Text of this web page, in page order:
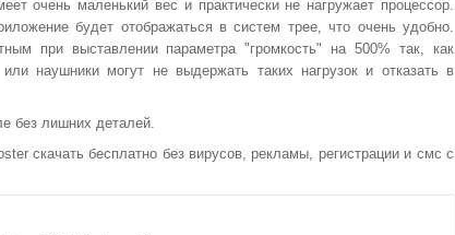
очень маленький вес и практически не нагружает процессор.
будет отображаться в систем трее, что очень удобно.
при выставлении параметра "громкость" на 500% так, как
или наушники могут не выдержать таких нагрузок и отказать в
без лишних деталей.
скачать бесплатно без вирусов, рекламы, регистрации и смс с